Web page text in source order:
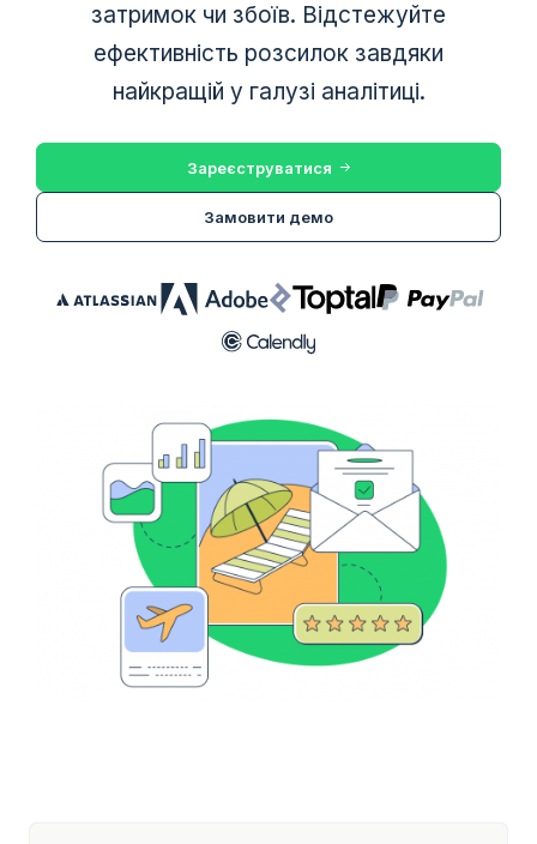
затримок чи збоїв. Відстежуйте
ефективність розсилок завдяки
найкращій у галузі аналітиці.
Зареєструватися
Замовити демо